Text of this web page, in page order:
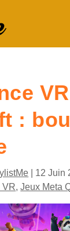
VR
:
12 Juin
VR,Jeux Meta